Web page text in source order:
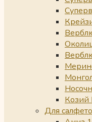
Козий
Для